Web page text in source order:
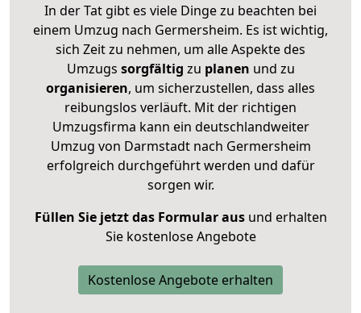
In der Tat gibt es viele Dinge zu beachten bei
einem Umzug nach Germersheim. Es ist wichtig,
sich Zeit zu nehmen, um alle Aspekte des
Umzugs sorgfältig zu planen und zu
organisieren, um sicherzustellen, dass alles
reibungslos verläuft. Mit der richtigen
Umzugsfirma kann ein deutschlandweiter
Umzug von Darmstadt nach Germersheim
erfolgreich durchgeführt werden und dafür
sorgen wir.
Füllen Sie jetzt das Formular ausund erhalten
Sie kostenlose Angebote
Kostenlose Angebote erhalten